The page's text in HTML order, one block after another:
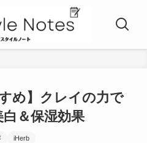
め】クレイの力で
＆保湿効果
iHerb